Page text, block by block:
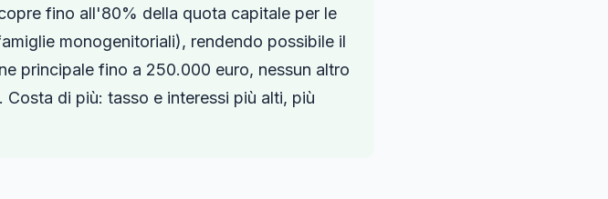
fino all'80% della quota capitale per le
monogenitoriali), rendendo possibile il
principale fino a 250.000 euro, nessun altro
di più: tasso e interessi più alti, più